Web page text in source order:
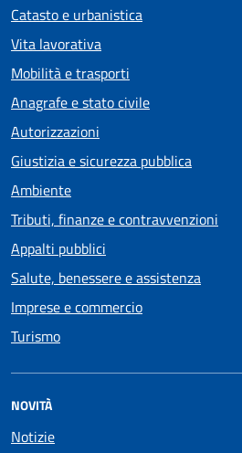
Catasto e urbanistica
Vita lavorativa
Mobilità e trasporti
Anagrafe e stato civile
Autorizzazioni
Giustizia e sicurezza pubblica
Ambiente
Tributi, finanze e contravvenzioni
Appalti pubblici
Salute, benessere e assistenza
Imprese e commercio
Turismo
NOVITÀ
Notizie